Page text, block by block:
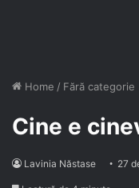
Home / Fără categorie
Cine e
Lavinia Năstase 27